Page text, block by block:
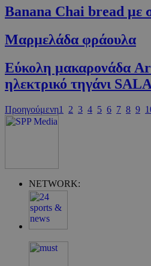
Banana Chai bread με
Μαρµελάδα φράουλα
Εύκολη μακαρονάδα
ηλεκτρικό τηγάνι
Προηγούμενη1 2 3 4 5 6 7 8 9
NETWORK: